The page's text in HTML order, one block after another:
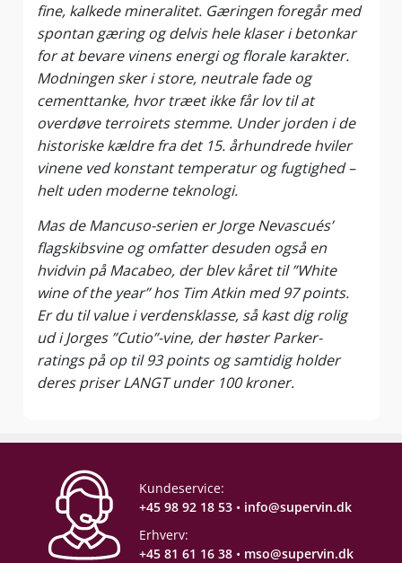
fine, kalkede mineralitet. Gæringen foregår med
spontan gæring og delvis hele klaser i betonkar
for at bevare vinens energi og florale karakter.
Modningen sker i store, neutrale fade og
cementtanke, hvor træet ikke får lov til at
overdøve terroirets stemme. Under jorden i de
historiske kældre fra det 15. århundrede hviler
vinene ved konstant temperatur og fugtighed –
helt uden moderne teknologi.
Mas de Mancuso-serien er Jorge Nevascués’
flagskibsvine og omfatter desuden også en
hvidvin på Macabeo, der blev kåret til ”White
wine of the year” hos Tim Atkin med 97 points.
Er du til value i verdensklasse, så kast dig rolig
ud i Jorges ”Cutio”-vine, der høster Parker-
ratings på op til 93 points og samtidig holder
deres priser LANGT under 100 kroner.
Kundeservice:
+45 98 92 18 53 • info@supervin.dk
Erhverv:
+45 81 61 16 38 • mso@supervin.dk